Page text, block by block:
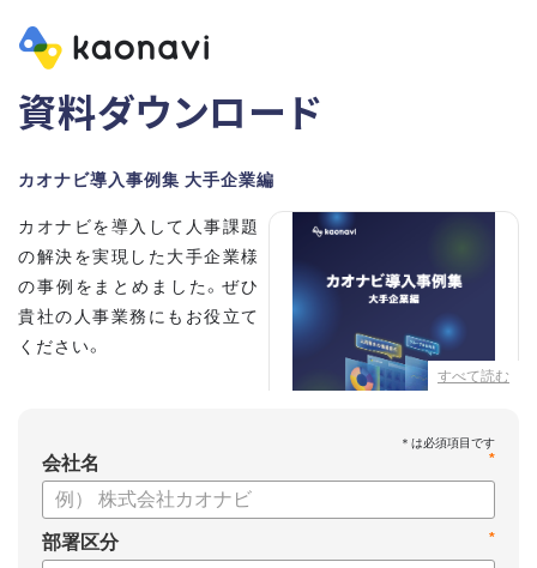
資料ダウンロード
カオナビ導入事例集 大手企業編
すべて読む
カオナビを導入して人事課題
の解決を実現した大手企業様
の事例をまとめました。ぜひ
貴社の人事業務にもお役立て
ください。
・本田技研工業株式会社
・沖電気工業株式会社
・三菱UFJニコス株式会社
・SOMPOひまわり生命保険株式会社
*
会社名
*
部署区分